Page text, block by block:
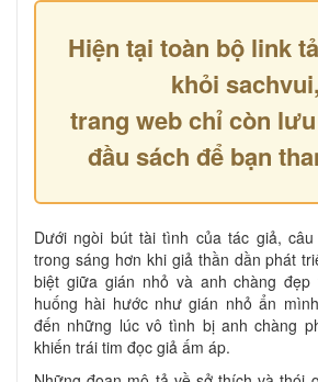
Hiện tại toàn bộ link
khỏi sachvui,
trang web chỉ còn
đầu sách để bạn
Dưới ngòi bút tài tình của tác giả,
trong sáng hơn khi giả thần dần phát
biệt giữa gián nhỏ và anh chàng
huống hài hước như gián nhỏ ẩn
đến những lúc vô tình bị anh chàng
khiến trái tim đọc giả ấm áp.